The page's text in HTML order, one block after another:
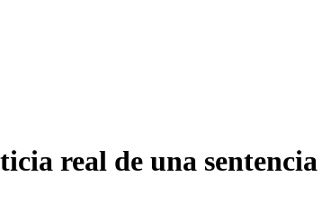
real de una sentencia